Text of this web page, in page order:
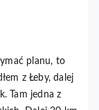
planu, to
z Łeby, dalej
Tam jedna z